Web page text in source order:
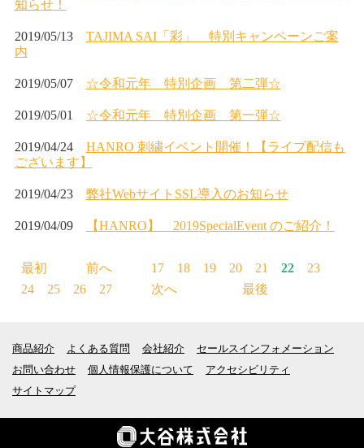
知らせ！
2019/05/13
TAJIMA SAI「彩」 特別キャンペーンご案
内
2019/05/07 ☆令和元年 特別企画 第二弾☆
2019/05/01 ☆令和元年 特別企画 第一弾☆
2019/04/24
HANRO 刺繍イベント開催！【ライブ配信も
ございます】
2019/04/23 弊社WebサイトSSL導入のお知らせ
2019/04/09 【HANRO】 2019SpecialEvent のご紹介！
最初 前へ 17 18 19 20 21 22
23
24
25 26 27 次へ 最後
商品紹介 よくある質問 会社紹介
セールスインフォメーション
お問い合わせ
個人情報保護について
アクセシビリティ
サイトマップ